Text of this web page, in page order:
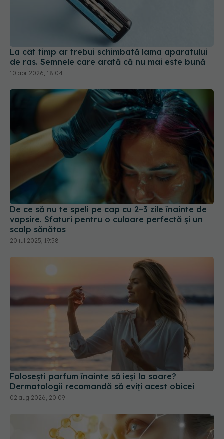
La cât timp ar trebui schimbată lama aparatului
de ras. Semnele care arată că nu mai este bună
10 apr 2026, 18:04
De ce să nu te speli pe cap cu 2–3 zile înainte de
vopsire. Sfaturi pentru o culoare perfectă și un
scalp sănătos
20 iul 2025, 19:58
Folosești parfum înainte să ieși la soare?
Dermatologii recomandă să eviți acest obicei
02 aug 2026, 20:09